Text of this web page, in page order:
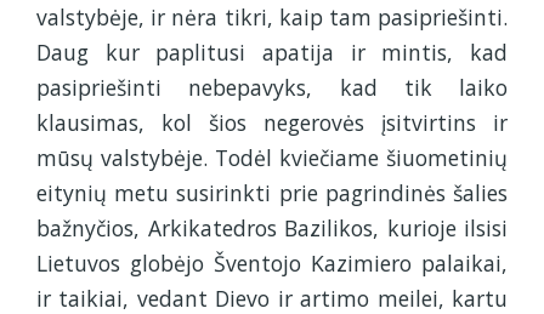
valstybėje, ir nėra tikri, kaip tam pasipriešinti.
Daug kur paplitusi apatija ir mintis, kad
pasipriešinti nebepavyks, kad tik laiko
klausimas, kol šios negerovės įsitvirtins ir
mūsų valstybėje. Todėl kviečiame šiuometinių
eitynių metu susirinkti prie pagrindinės šalies
bažnyčios, Arkikatedros Bazilikos, kurioje ilsisi
Lietuvos globėjo Šventojo Kazimiero palaikai,
ir taikiai, vedant Dievo ir artimo meilei, kartu